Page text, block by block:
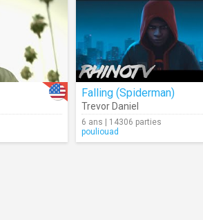
Falling (Spiderman)
Trevor Daniel
6 ans | 14306 parties
pouliouad